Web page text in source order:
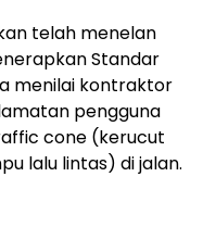
telah menelan
Standar
menilai kontraktor
pengguna
cone (kerucut
lalu lintas) di jalan.